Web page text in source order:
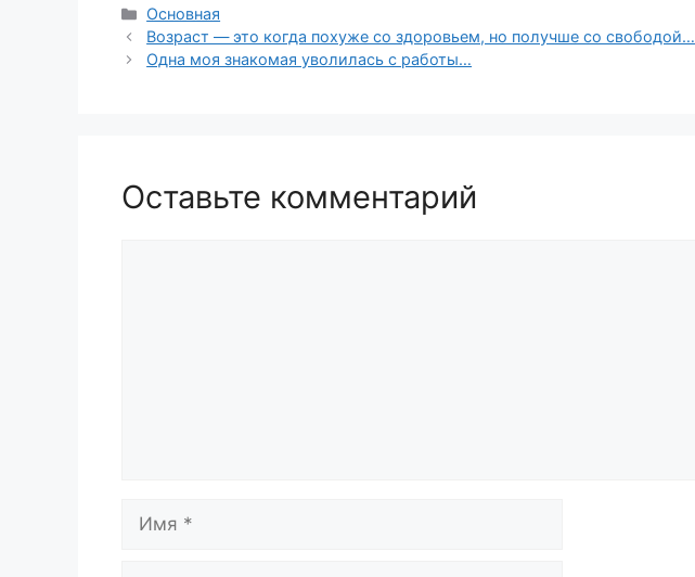
Рубрики
Основная
Возраст — это когда похуже со здоровьем, но получше со свободой…
Одна моя знакомая уволилась с работы…
Оставьте комментарий
Имя